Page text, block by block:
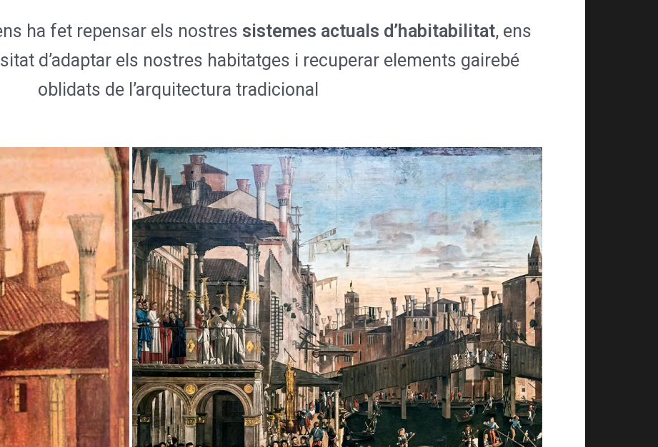
ha fet repensar els nostres sistemes actuals d’habitabilitat, ens
d’adaptar els nostres habitatges i recuperar elements gairebé
oblidats de l’arquitectura tradicional